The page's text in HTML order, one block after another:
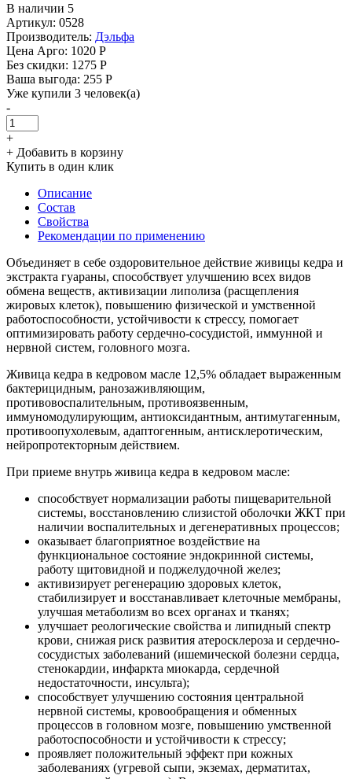
В наличии 5
Артикул: 0528
Производитель: Дэльфа
Цена Арго: 1020 Р
Без скидки: 1275 Р
Ваша выгода: 255 Р
Уже купили 3 человек(а)
-
+
+ Добавить в корзину
Купить в один клик
Описание
Состав
Свойства
Рекомендации по применению
Объединяет в себе оздоровительное действие живицы кедра и
экстракта гуараны, способствует улучшению всех видов
обмена веществ, активизации липолиза (расщепления
жировых клеток), повышению физической и умственной
работоспособности, устойчивости к стрессу, помогает
оптимизировать работу сердечно-сосудистой, иммунной и
нервной систем, головного мозга.
Живица кедра в кедровом масле 12,5% обладает выраженным
бактерицидным, ранозаживляющим,
противовоспалительным, противоязвенным,
иммуномодулирующим, антиоксидантным, антимутагенным,
противоопухолевым, адаптогенным, антисклеротическим,
нейропротекторным действием.
При приеме внутрь живица кедра в кедровом масле:
способствует нормализации работы пищеварительной
системы, восстановлению слизистой оболочки ЖКТ при
наличии воспалительных и дегенеративных процессов;
оказывает благоприятное воздействие на
функциональное состояние эндокринной системы,
работу щитовидной и поджелудочной желез;
активизирует регенерацию здоровых клеток,
стабилизирует и восстанавливает клеточные мембраны,
улучшая метаболизм во всех органах и тканях;
улучшает реологические свойства и липидный спектр
крови, снижая риск развития атеросклероза и сердечно-
сосудистых заболеваний (ишемической болезни сердца,
стенокардии, инфаркта миокарда, сердечной
недостаточности, инсульта);
способствует улучшению состояния центральной
нервной системы, кровообращения и обменных
процессов в головном мозге, повышению умственной
работоспособности и устойчивости к стрессу;
проявляет положительный эффект при кожных
заболеваниях (угревой сыпи, экземах, дерматитах,